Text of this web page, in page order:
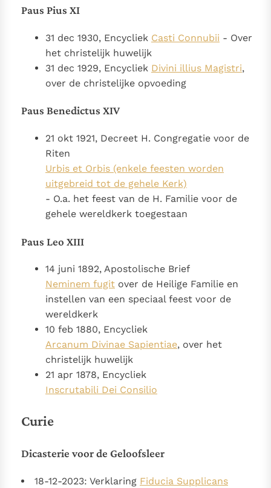
Paus Pius XI
31 dec 1930, Encycliek Casti Connubii - Over
het christelijk huwelijk
31 dec 1929, Encycliek Divini illius Magistri,
over de christelijke opvoeding
Paus Benedictus XIV
21 okt 1921, Decreet H. Congregatie voor de
Riten
Urbis et Orbis (enkele feesten worden
uitgebreid tot de gehele Kerk)
- O.a. het feest van de H. Familie voor de
gehele wereldkerk toegestaan
Paus Leo XIII
14 juni 1892, Apostolische Brief
Neminem fugit over de Heilige Familie en
instellen van een speciaal feest voor de
wereldkerk
10 feb 1880, Encycliek
Arcanum Divinae Sapientiae, over het
christelijk huwelijk
21 apr 1878, Encycliek
Inscrutabili Dei Consilio
Curie
Dicasterie voor de Geloofsleer
18-12-2023: Verklaring Fiducia Supplicans